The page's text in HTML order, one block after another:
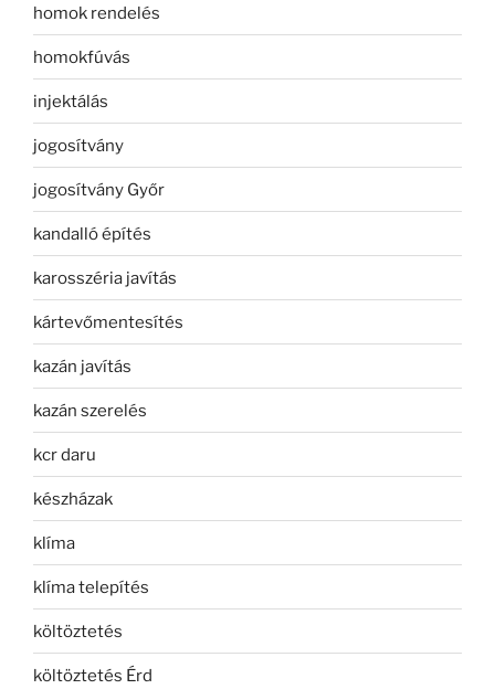
homok rendelés
homokfúvás
injektálás
jogosítvány
jogosítvány Győr
kandalló építés
karosszéria javítás
kártevőmentesítés
kazán javítás
kazán szerelés
kcr daru
készházak
klíma
klíma telepítés
költöztetés
költöztetés Érd